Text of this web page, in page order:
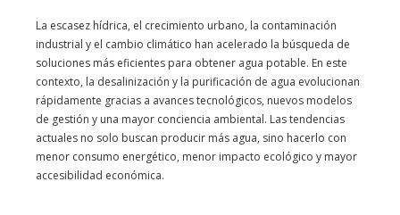
La escasez hídrica, el crecimiento urbano, la contaminación
industrial y el cambio climático han acelerado la búsqueda de
soluciones más eficientes para obtener agua potable. En este
contexto, la desalinización y la purificación de agua evolucionan
rápidamente gracias a avances tecnológicos, nuevos modelos
de gestión y una mayor conciencia ambiental. Las tendencias
actuales no solo buscan producir más agua, sino hacerlo con
menor consumo energético, menor impacto ecológico y mayor
accesibilidad económica.